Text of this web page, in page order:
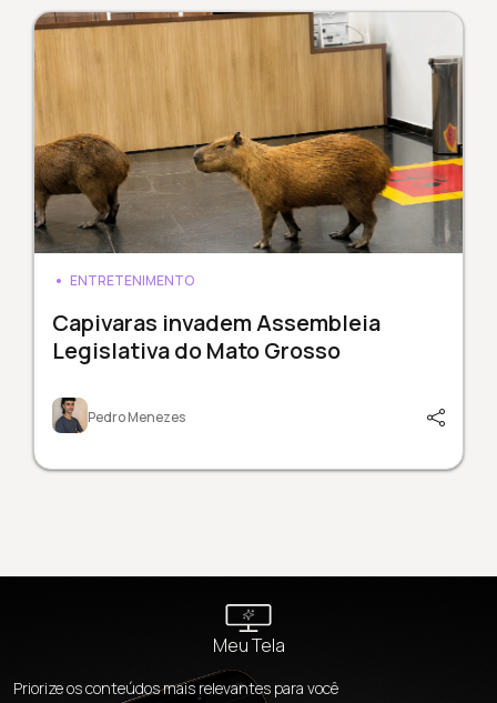
ENTRETENIMENTO
Capivaras invadem Assembleia
Legislativa do Mato Grosso
Pedro Menezes
Meu Tela
Priorize os conteúdos mais relevantes para você